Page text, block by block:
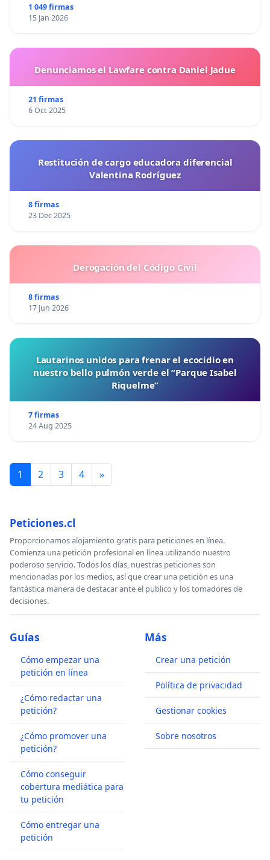
1 049 firmas
15 Jan 2026
Denunciamos el Lawfare contra Daniel Jadue
21 firmas
6 Oct 2025
Restitución de cargo educadora diferencial
Valentina Rodríguez
8 firmas
23 Dec 2025
Derogación del Código Civil
8 firmas
17 Jun 2026
Lautarinos unidos para frenar el ecocidio en
nuestro bello pulmón verde el “Parque Isabel
Riquelme”
7 firmas
24 Aug 2025
1 2 3 4 »
Peticiones.cl
Proporcionamos alojamiento gratis para peticiones en línea.
Comienza una petición profesional en línea utilizando nuestro
poderoso servicio. Todos los días, nuestras peticiones son
mencionadas por los medios, así que crear una petición es una
fantástica manera de destacar ante el publico y los tomadores de
decisiones.
Guías
Cómo empezar una
petición en línea
¿Cómo redactar una
petición?
¿Cómo promover una
petición?
Cómo conseguir
cobertura mediática para
tu petición
Cómo entregar una
petición
Más
Crear una petición
Política de privacidad
Gestionar cookies
Sobre nosotros